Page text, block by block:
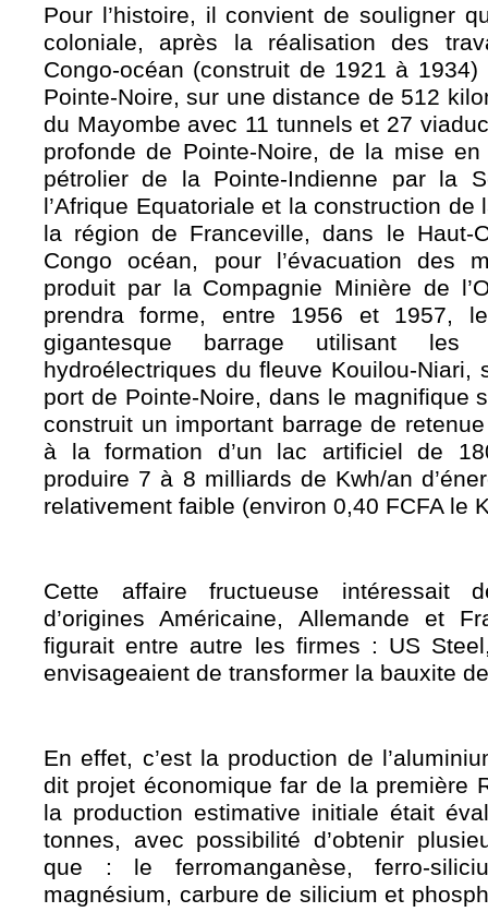
Pour l’histoire, il convient de souligner
coloniale, après la réalisation des
Congo-océan (construit de 1921 à
Pointe-Noire, sur une distance de 512
du Mayombe avec 11 tunnels et 27
profonde de Pointe-Noire, de la mise
pétrolier de la Pointe-Indienne par la
l’Afrique Equatoriale et la construction
la région de Franceville, dans le Haut-
Congo océan, pour l’évacuation des
produit par la Compagnie Minière de
prendra forme, entre 1956 et 1957, le
gigantesque barrage utilisant les
hydroélectriques du fleuve Kouilou-Niari,
port de Pointe-Noire, dans le magnifique
construit un important barrage de
à la formation d’un lac artificiel de
produire 7 à 8 milliards de Kwh/an
relativement faible (environ 0,40 FCFA le
Cette affaire fructueuse intéressait
d’origines Américaine, Allemande et
figurait entre autre les firmes : US
envisageaient de transformer la bauxite
En effet, c’est la production de
dit projet économique far de la première
la production estimative initiale était
tonnes, avec possibilité d’obtenir
que : le ferromanganèse, ferro-
magnésium, carbure de silicium et